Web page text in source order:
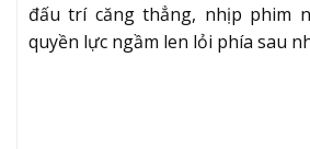
đấu trí căng thẳng, nhịp phim
quyền lực ngầm len lỏi phía sau